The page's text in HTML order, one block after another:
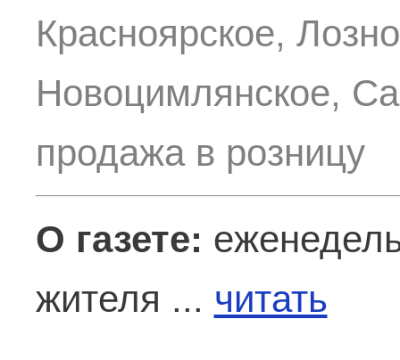
Красноярское,
Новоцимлянское,
продажа в розницу
О газете:
жителя ... читать